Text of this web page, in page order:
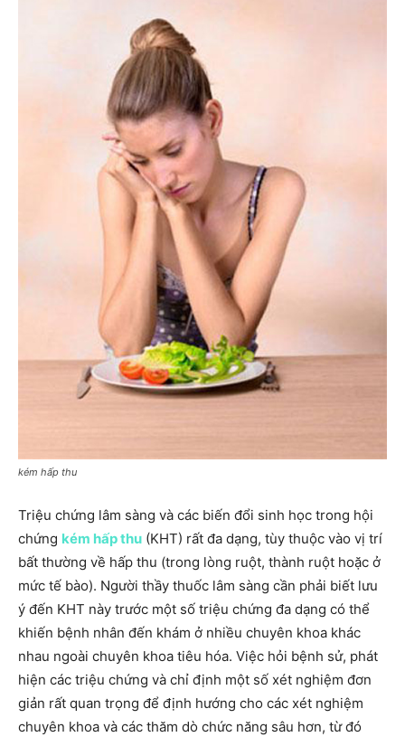
kém hấp thu
Triệu chứng lâm sàng và các biến đổi sinh học trong hội
chứng kém hấp thu (KHT) rất đa dạng, tùy thuộc vào vị trí
bất thường về hấp thu (trong lòng ruột, thành ruột hoặc ở
mức tế bào). Người thầy thuốc lâm sàng cần phải biết lưu
ý đến KHT này trước một số triệu chứng đa dạng có thể
khiến bệnh nhân đến khám ở nhiều chuyên khoa khác
nhau ngoài chuyên khoa tiêu hóa. Việc hỏi bệnh sử, phát
hiện các triệu chứng và chỉ định một số xét nghiệm đơn
giản rất quan trọng để định hướng cho các xét nghiệm
chuyên khoa và các thăm dò chức năng sâu hơn, từ đó